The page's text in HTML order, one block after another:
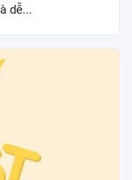
dễ...